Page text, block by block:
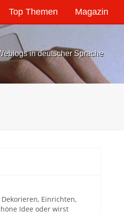
Top Themen Magazin
in deutscher Sprache
Einrichten,
Idee oder wirst